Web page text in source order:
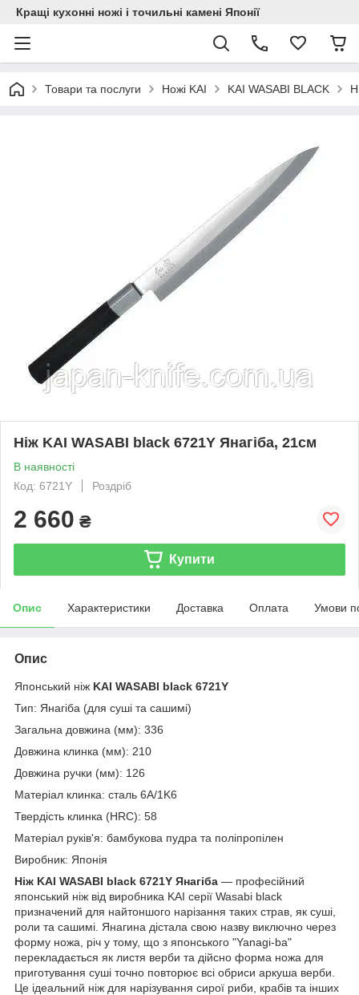
Кращі кухонні ножі і точильні камені Японії
Товари та послуги Ножі KAI KAI WASABI BLACK
Ніж KAI WASABI black 6721Y Янагіба, 21см
В наявності
Код: 6721Y
Роздріб
2 660 ₴
Купити
Опис Характеристики Доставка Оплата Умови
Опис
Японський ніж KAI WASABI black 6721Y
Тип: Янагіба (для суші та сашимі)
Загальна довжина (мм): 336
Довжина клинка (мм): 210
Довжина ручки (мм): 126
Матеріал клинка: сталь 6A/1K6
Твердість клинка (HRC): 58
Матеріал руків'я: бамбукова пудра та поліпропілен
Виробник: Японія
Ніж KAI WASABI black 6721Y Янагіба — професійний
японський ніж від виробника KAI серії Wasabi black
призначений для найтоншого нарізання таких страв, як суші,
роли та сашимі. Янагина дістала свою назву виключно через
форму ножа, річ у тому, що з японського "Yanagi-ba"
перекладається як листя верби та дійсно форма ножа для
приготування суші точно повторює всі обриси аркуша верби.
Це ідеальний ніж для нарізування сирої риби, крабів та інших